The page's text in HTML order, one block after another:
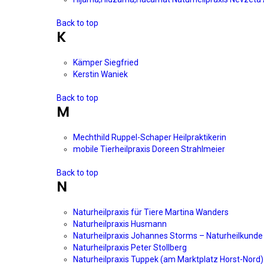
Back to top
K
Kämper Siegfried
Kerstin Waniek
Back to top
M
Mechthild Ruppel-Schaper Heilpraktikerin
mobile Tierheilpraxis Doreen Strahlmeier
Back to top
N
Naturheilpraxis für Tiere Martina Wanders
Naturheilpraxis Husmann
Naturheilpraxis Johannes Storms – Naturheilkunde
Naturheilpraxis Peter Stollberg
Naturheilpraxis Tuppek (am Marktplatz Horst-